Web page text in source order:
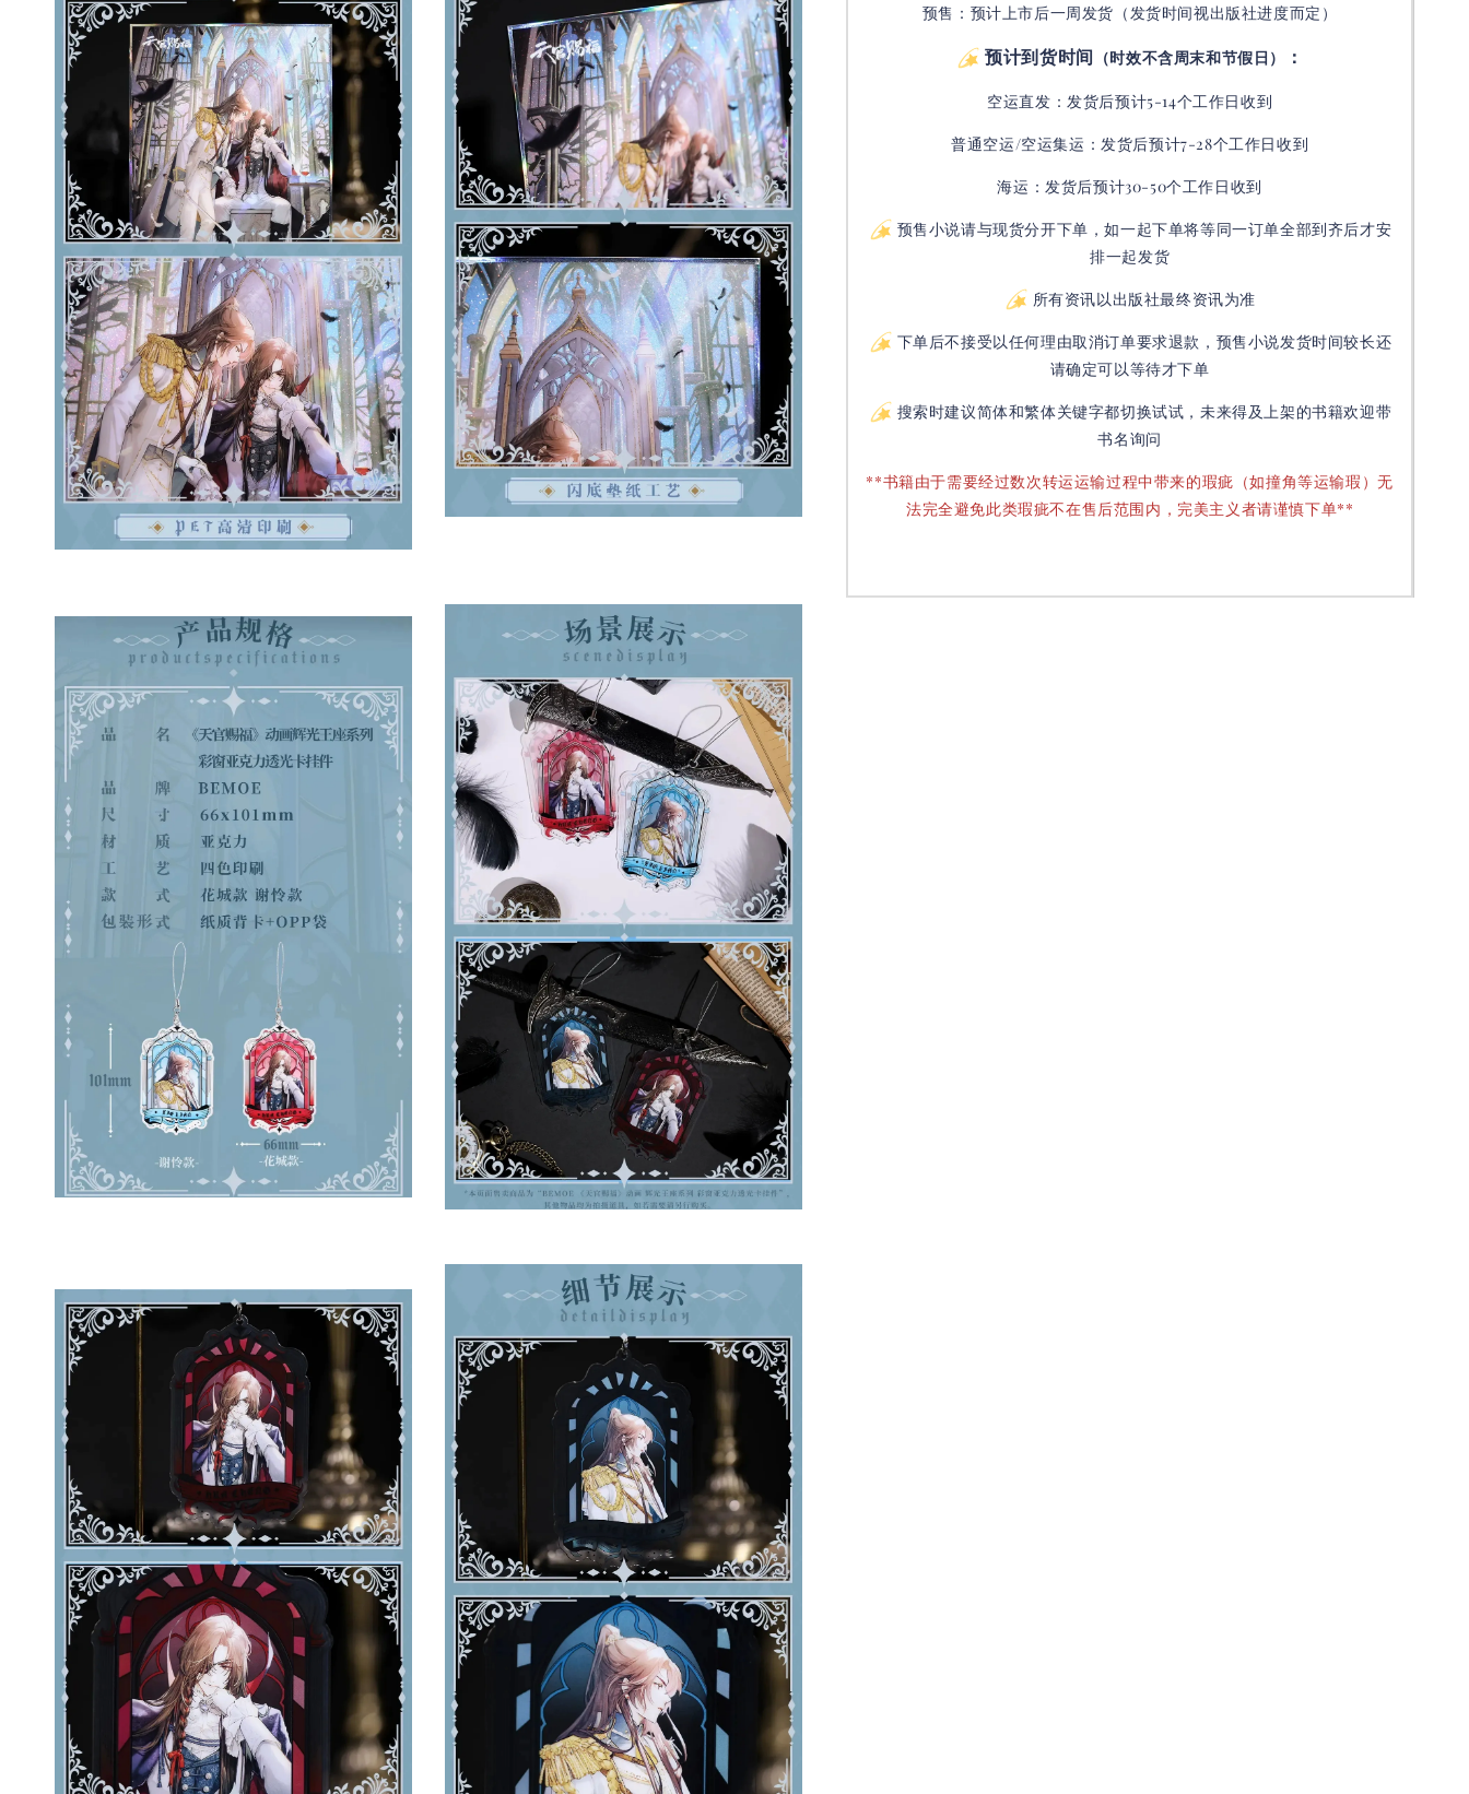
预售：预计上市后一周发货（发货时间视出版社进度而定 ）
预计到货时间 （时效不含周末和节假日） ：
空运直发：发货后预计5-14个工作日收到
普通空运/空运集运：发货后预计7-28个工作日收到
海运：发货后预计30-50个工作日收到
预售小说请与现货分开下单，如一起下单将等同一订单全部到齐后才安
排一起发货
所有资讯以出版社最终资讯为准
下单后不接受以任何理由取消订单要求退款，预售小说发货时间较长还
请确定可以等待才下单
搜索时建议简体和繁体关键字都切换试试，未来得及上架的书籍欢迎带
书名询问
**书籍由于需要经过数次转运运输过程中带来的瑕疵（如撞角等运输瑕）无
法完全避免此类瑕疵不在售后范围内，完美主义者请谨慎下单**